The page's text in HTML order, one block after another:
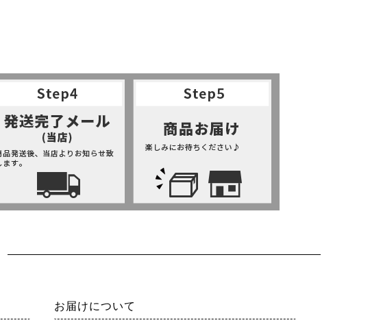
お届けについて